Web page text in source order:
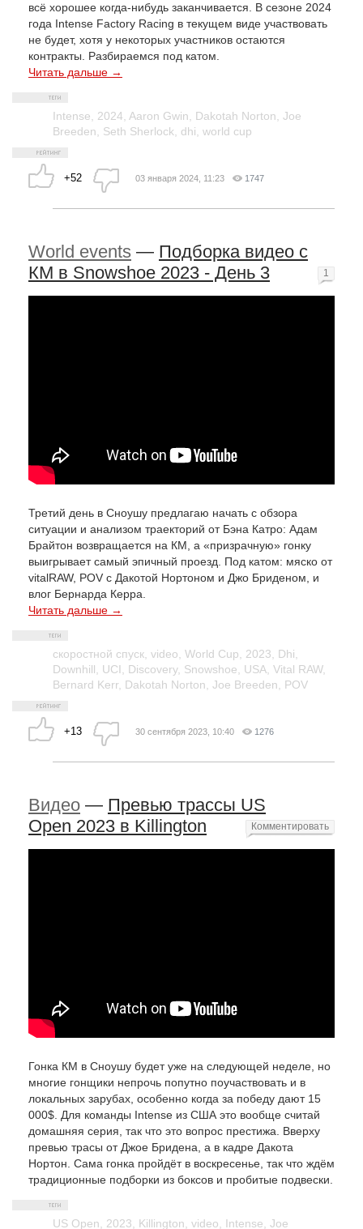
всё хорошее когда-нибудь заканчивается. В сезоне 2024
года Intense Factory Racing в текущем виде участвовать
не будет, хотя у некоторых участников остаются
контракты. Разбираемся под катом.
Читать дальше →
Intense 2024 Aaron Gwin Dakotah Norton Joe
Breeden
Seth Sherlock dhi world cup
+52 03 января 2024, 11:23 1747
World events — Подборка видео с
КМ в Snowshoe 2023 - День 3
Третий день в Сноушу предлагаю начать с обзора
ситуации и анализом траекторий от Бэна Катро: Адам
Брайтон возвращается на КМ, а «призрачную» гонку
выигрывает самый эпичный проезд. Под катом: мяско от
vitalRAW, POV с Дакотой Нортоном и Джо Бриденом, и
влог Бернарда Керра.
Читать дальше →
скоростной спуск video World Cup 2023 Dhi
Downhill
UCI Discovery, Snowshoe USA Vital RAW,
Bernard Kerr Dakotah Norton Joe Breeden POV
+13
1
30 сентября 2023, 10:40 1276
Видео — Превью трассы US
Open 2023 в Killington
Гонка КМ в Сноушу будет уже на следующей неделе, но
многие гонщики непрочь попутно поучаствовать и в
локальных зарубах, особенно когда за победу дают 15
000$. Для команды Intense из США это вообще считай
домашняя серия, так что это вопрос престижа. Вверху
превью трасы от Джое Бридена, а в кадре Дакота
Нортон. Сама гонка пройдёт в воскресенье, так что ждём
традиционные подборки из боксов и пробитые подвески.
US Open 2023 Killington video Intense Joe
Комментировать